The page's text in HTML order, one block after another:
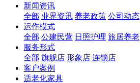
新闻资讯
全部 业界资讯 养老政策 公司动态
运作模式
全部 公建民营 日照护理 旅居养老
服务形式
全部 旗舰店 形象店 连锁店
客户案例
适老化家具